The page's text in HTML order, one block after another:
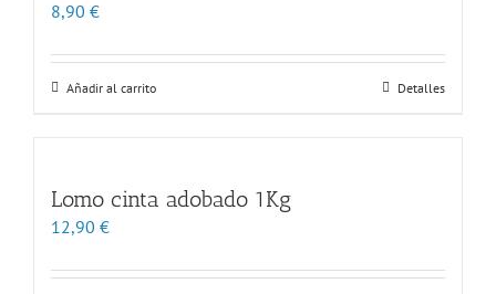
8,90 €
Añadir al carrito Detalles
Lomo cinta adobado 1Kg
12,90 €